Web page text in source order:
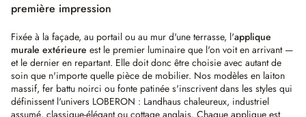
première impression
Fixée à la façade, au portail ou au mur d'une terrasse, l'applique
murale extérieure est le premier luminaire que l'on voit en arrivant —
et le dernier en repartant. Elle doit donc être choisie avec autant de
soin que n'importe quelle pièce de mobilier. Nos modèles en laiton
massif, fer battu noirci ou fonte patinée s'inscrivent dans les styles qui
définissent l'univers LOBERON : Landhaus chaleureux, industriel
assumé, classique-élégant ou cottage anglais. Chaque applique est